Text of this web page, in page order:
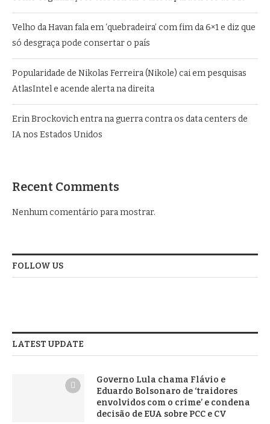
Velho da Havan fala em ‘quebradeira’ com fim da 6×1 e diz que
só desgraça pode consertar o país
Popularidade de Nikolas Ferreira (Nikole) cai em pesquisas
AtlasIntel e acende alerta na direita
Erin Brockovich entra na guerra contra os data centers de
IA nos Estados Unidos
Recent Comments
Nenhum comentário para mostrar.
FOLLOW US
LATEST UPDATE
Governo Lula chama Flávio e
Eduardo Bolsonaro de ‘traidores
envolvidos com o crime’ e condena
decisão de EUA sobre PCC e CV